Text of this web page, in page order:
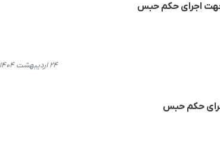
جهت اجرای حکم حبس
۲۴ اردیبهشت ۱۴۰۴، ۰۸:۵۸
حکم حبس